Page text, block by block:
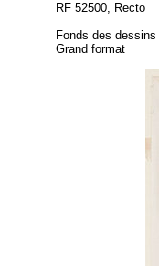
RF 52500, Recto
Fonds des
Grand format